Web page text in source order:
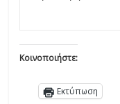
Κοινοποιήστε:
Εκτύπωση